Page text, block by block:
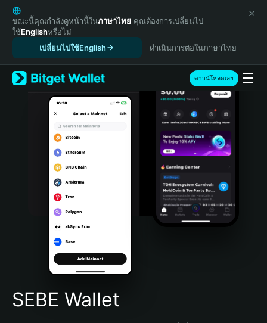
English
日本語
Tiếng Việt
Español (Latinoamérica)
Türkçe
Italiano
Português (Portugal)
Bahasa Indonesia
Português (Brasil)
Español (Argentina)
ขณะนี้คุณกำลังดูหน้านี้ในภาษาไทย คุณต้องการเปลี่ยนไป
ใช้Englishหรือไม่
เปลี่ยนไปใช้English
ดำเนินการต่อในภาษาไทย
ดาวน์โหลดเลย
SEBE Wallet